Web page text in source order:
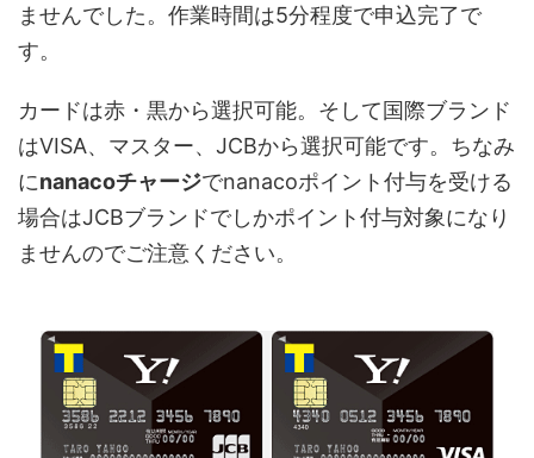
ませんでした。作業時間は5分程度で申込完了で
す。
カードは赤・黒から選択可能。そして国際ブランド
はVISA、マスター、JCBから選択可能です。ちなみ
にnanacoチャージでnanacoポイント付与を受ける
場合はJCBブランドでしかポイント付与対象になり
ませんのでご注意ください。